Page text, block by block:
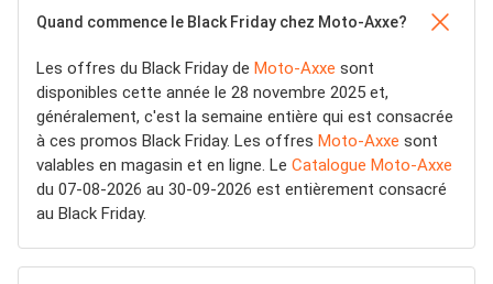
Quand commence le Black Friday chez Moto-Axxe?
Les offres du Black Friday de Moto-Axxe sont
disponibles cette année le 28 novembre 2025 et,
généralement, c'est la semaine entière qui est consacrée
à ces promos Black Friday. Les offres Moto-Axxe sont
valables en magasin et en ligne. Le Catalogue Moto-Axxe
du 07-08-2026 au 30-09-2026 est entièrement consacré
au Black Friday.